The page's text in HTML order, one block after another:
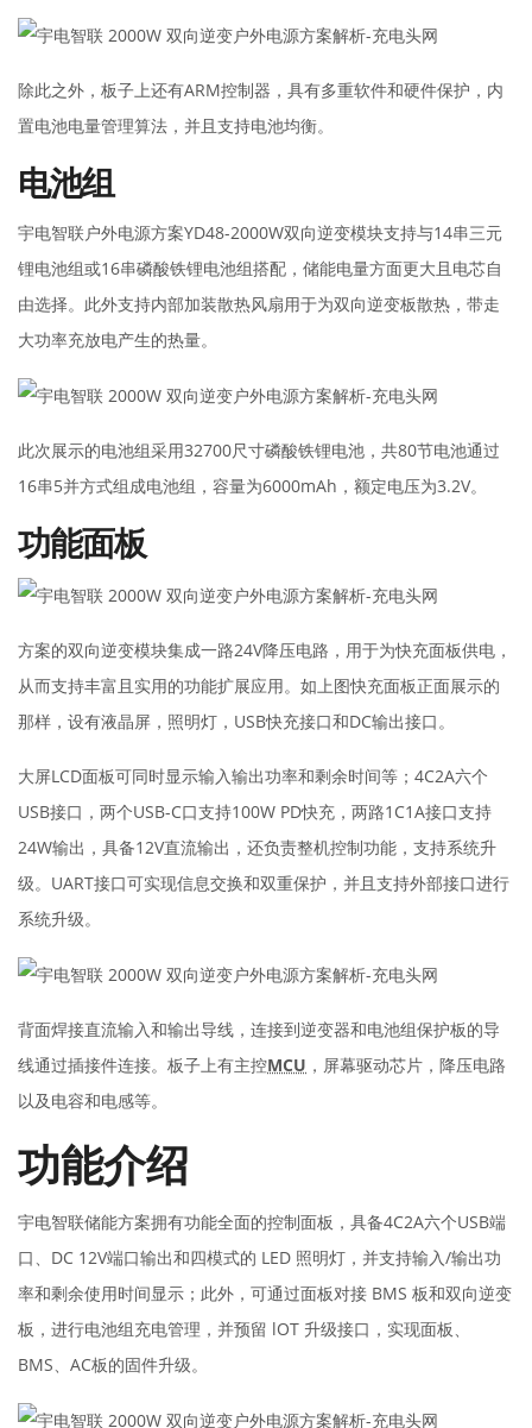
除此之外，板子上还有ARM控制器，具有多重软件和硬件保护，内
置电池电量管理算法，并且支持电池均衡。
电池组
宇电智联户外电源方案YD48-2000W双向逆变模块支持与14串三元
锂电池组或16串磷酸铁锂电池组搭配，储能电量方面更大且电芯自
由选择。此外支持内部加装散热风扇用于为双向逆变板散热，带走
大功率充放电产生的热量。
此次展示的电池组采用32700尺寸磷酸铁锂电池，共80节电池通过
16串5并方式组成电池组，容量为6000mAh，额定电压为3.2V。
功能面板
方案的双向逆变模块集成一路24V降压电路，用于为快充面板供电，
从而支持丰富且实用的功能扩展应用。如上图快充面板正面展示的
那样，设有液晶屏，照明灯，USB快充接口和DC输出接口。
大屏LCD面板可同时显示输入输出功率和剩余时间等；4C2A六个
USB接口，两个USB-C口支持100W PD快充，两路1C1A接口支持
24W输出，具备12V直流输出，还负责整机控制功能，支持系统升
级。UART接口可实现信息交换和双重保护，并且支持外部接口进行
系统升级。
背面焊接直流输入和输出导线，连接到逆变器和电池组保护板的导
线通过插接件连接。板子上有主控MCU ，屏幕驱动芯片，降压电路
以及电容和电感等。
功能介绍
宇电智联储能方案拥有功能全面的控制面板，具备4C2A六个USB端
口、DC 12V端口输出和四模式的 LED 照明灯，并支持输入/输出功
率和剩余使用时间显示；此外，可通过面板对接 BMS 板和双向逆变
板，进行电池组充电管理，并预留 lOT 升级接口，实现面板、
BMS、AC板的固件升级。